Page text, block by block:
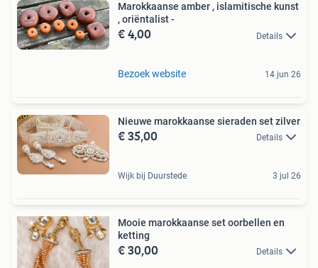
Marokkaanse amber , islamitische kunst
, oriëntalist -
€ 4,00 Details
Bezoek website 14 jun 26
Nieuwe marokkaanse sieraden set zilver
€ 35,00 Details
Wijk bij Duurstede 3 jul 26
Mooie marokkaanse set oorbellen en
ketting
€ 30,00 Details